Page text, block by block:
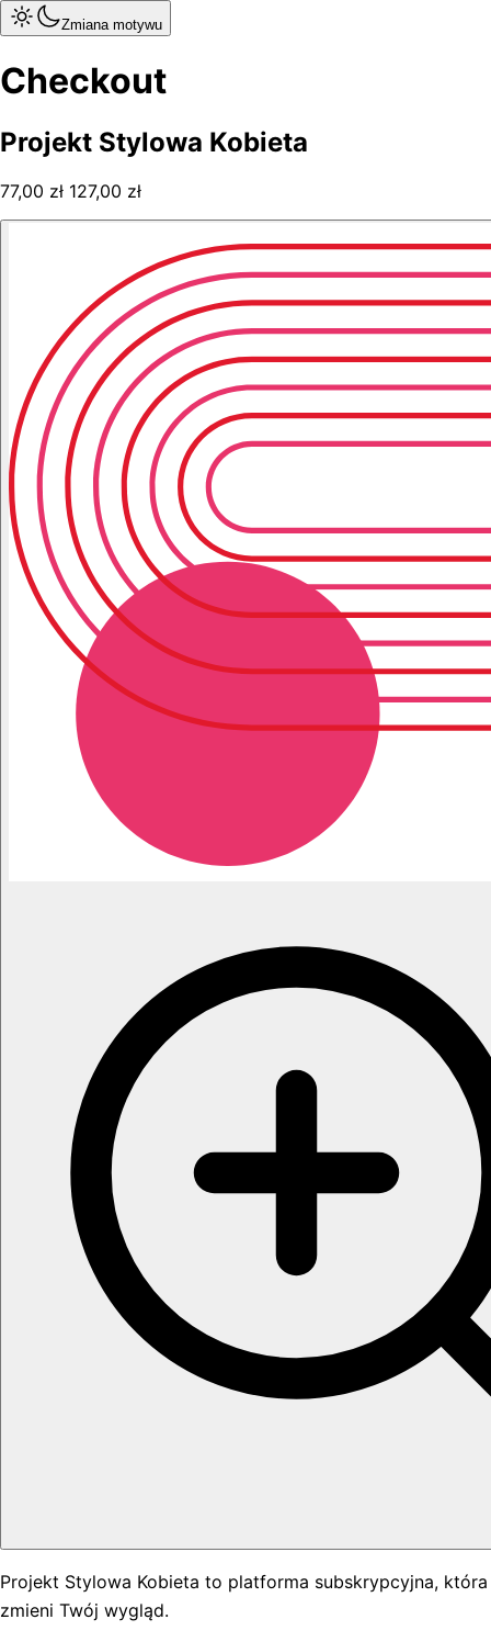
Zmiana motywu
Checkout
Projekt Stylowa Kobieta
77,00 zł 127,00 zł
Projekt Stylowa Kobieta to platforma subskrypcyjna, która
zmieni Twój wygląd.